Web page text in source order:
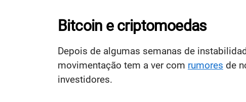
Bitcoin e criptomoedas
Depois de algumas semanas de
movimentação tem a ver com rumores de
investidores.